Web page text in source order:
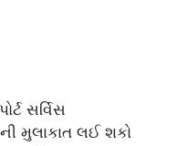
સર્વિસ
મુલાકાત લઈ શકો